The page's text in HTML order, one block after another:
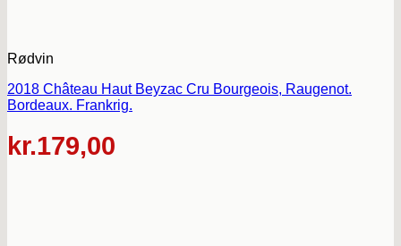
Rødvin
2018 Château Haut Beyzac Cru Bourgeois, Raugenot.
Bordeaux. Frankrig.
kr.179,00